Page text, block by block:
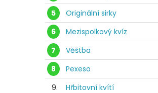
5
Originální sirky
6
Mezispolkový kvíz
7
Věštba
8
Pexeso
9.
Hřbitovní kvítí